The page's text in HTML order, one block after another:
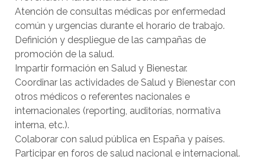
Atención de consultas médicas por enfermedad
común y urgencias durante el horario de trabajo.
Definición y despliegue de las campañas de
promoción de la salud.
Impartir formación en Salud y Bienestar.
Coordinar las actividades de Salud y Bienestar con
otros médicos o referentes nacionales e
internacionales (reporting, auditorías, normativa
interna, etc.).
Colaborar con salud pública en España y países.
Participar en foros de salud nacional e internacional.